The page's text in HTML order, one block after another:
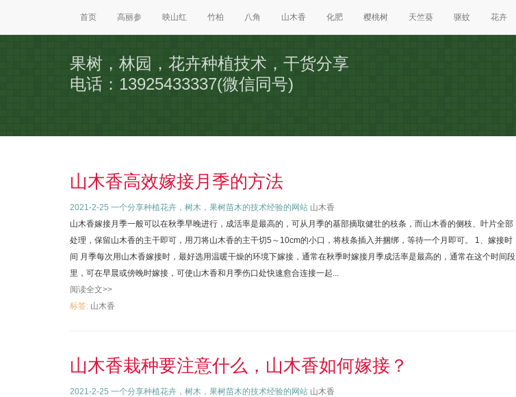
首页 高丽参 映山红 竹柏 八角 山木香 化肥 樱桃树 天竺葵 驱蚊 花卉
果树，林园，花卉种植技术，干货分享
电话：13925433337(微信同号)
山木香高效嫁接月季的方法
2021-2-25 一个分享种植花卉，树木，果树苗木的技术经验的网站 山木香
山木香嫁接月季一般可以在秋季早晚进行，成活率是最高的，可从月季的基部摘取健壮的枝条，而山木香的侧枝、叶片全部
处理，保留山木香的主干即可，用刀将山木香的主干切5～10cm的小口，将枝条插入并捆绑，等待一个月即可。 1、嫁接时
间 月季每次用山木香嫁接时，最好选用温暖干燥的环境下嫁接，通常在秋季时嫁接月季成活率是最高的，通常在这个时间段
里，可在早晨或傍晚时嫁接，可使山木香和月季伤口处快速愈合连接一起...
阅读全文>>
标签: 山木香
山木香栽种要注意什么，山木香如何嫁接？
2021-2-25 一个分享种植花卉，树木，果树苗木的技术经验的网站 山木香